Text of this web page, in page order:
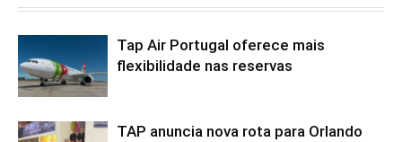
Tap Air Portugal oferece mais
flexibilidade nas reservas
TAP anuncia nova rota para Orlando